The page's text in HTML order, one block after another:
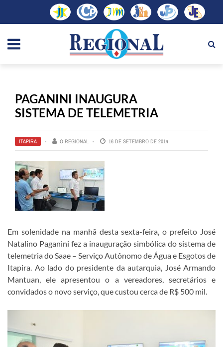
PAGANINI INAUGURA
SISTEMA DE TELEMETRIA
ITAPIRA O REGIONAL 16 DE SETEMBRO DE 2014
Em solenidade na manhã desta sexta-feira, o prefeito José
Natalino Paganini fez a inauguração simbólica do sistema de
telemetria do Saae – Serviço Autônomo de Água e Esgotos de
Itapira. Ao lado do presidente da autarquia, José Armando
Mantuan, ele apresentou o a vereadores, secretários e
convidados o novo serviço, que custou cerca de R$ 500 mil.